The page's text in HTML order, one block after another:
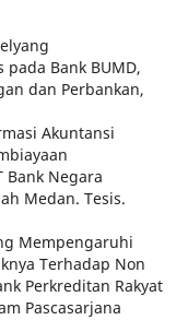
Bank BUMD,
dan Perbankan,
Akuntansi
Negara
Medan. Tesis.
Mempengaruhi
Terhadap Non
Perkreditan Rakyat
Pascasarjana